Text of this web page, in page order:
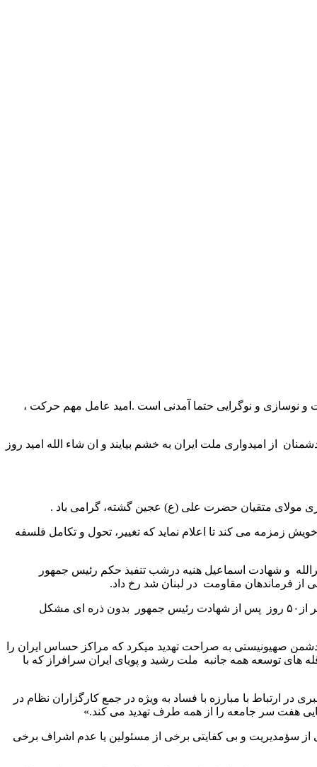
و نوسازی و نوگرایی حتما آمدنی است .امید عامل مهم حرکت ،
از امیدواری ملت ایران به خشم بیایند و ان شاء الله امید روز
مولای متقیان حضرت علی (ع) عجین گشته، گرامی باد .
زمزمه می کند تا اعلام نماید که تغییر، تحول و تکامل فلسفه
و شهادت اسماعیل هنیه درشب تنفیذ حکم رئیس جمهور
فرماندهان مقاومت در لبنان شد رخ داد.
در این میان رویدادهای زیادی داشتیم که توانست تا حدود زیادی کام تلخ ما را شیرین کند از جمله برگزاری انتخابات ریاست جمهور آن هم کمتر از۵۰ روز پس از شهادت رئیس جمهور بدون ذره ای مشکل
نصر در شرایطی که دشمن صهیونیستی به صراحت تهدید میکرد که مراکز حساس ایران را
توسعه همه جانبه ملت رشید و پویای ایران سرافراز که با
ارتباط با مبارزه با فساد به ویژه در جمع کارگزاران نظام در
سؤمدیریت و بی کفایتی برخی از مسئولین یا عدم اشراف برخی